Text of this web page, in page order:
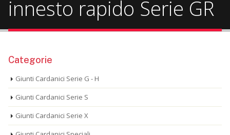
innesto rapido Serie GR
Categorie
Giunti Cardanici Serie G - H
Giunti Cardanici Serie S
Giunti Cardanici Serie X